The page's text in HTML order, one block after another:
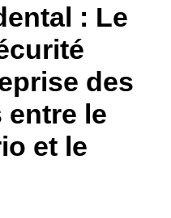
: Le
des
le
et le